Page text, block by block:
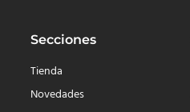
Secciones
Tienda
Novedades